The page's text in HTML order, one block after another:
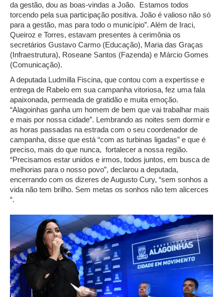
da gestão, dou as boas-vindas a João. Estamos todos
torcendo pela sua participação positiva. João é valioso não só
para a gestão, mas para todo o município”. Além de Iraci,
Queiroz e Torres, estavam presentes à cerimônia os
secretários Gustavo Carmo (Educação), Maria das Graças
(Infraestrutura), Roseane Santos (Fazenda) e Márcio Gomes
(Comunicação).
A deputada Ludmilla Fiscina, que contou com a expertisse e
entrega de Rabelo em sua campanha vitoriosa, fez uma fala
apaixonada, permeada de gratidão e muita emoção.
“Alagoinhas ganha um homem de bem que vai trabalhar mais
e mais por nossa cidade”. Lembrando as noites sem dormir e
as horas passadas na estrada com o seu coordenador de
campanha, disse que está “com as turbinas ligadas” e que é
preciso, mais do que nunca, fortalecer a nossa região.
“Precisamos estar unidos e irmos, todos juntos, em busca de
melhorias para o nosso povo”, declarou a deputada,
encerrando com os dizeres de Augusto Cury, “sem sonhos a
vida não tem brilho. Sem metas os sonhos não tem alicerces
“.